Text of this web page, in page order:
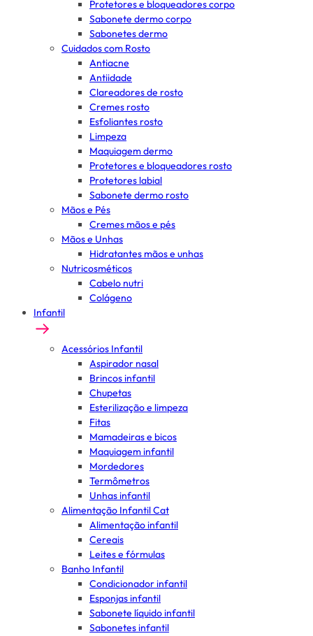
Protetores e bloqueadores corpo
Sabonete dermo corpo
Sabonetes dermo
Cuidados com Rosto
Antiacne
Antiidade
Clareadores de rosto
Cremes rosto
Esfoliantes rosto
Limpeza
Maquiagem dermo
Protetores e bloqueadores rosto
Protetores labial
Sabonete dermo rosto
Mãos e Pés
Cremes mãos e pés
Mãos e Unhas
Hidratantes mãos e unhas
Nutricosméticos
Cabelo nutri
Colágeno
Infantil
Acessórios Infantil
Aspirador nasal
Brincos infantil
Chupetas
Esterilização e limpeza
Fitas
Mamadeiras e bicos
Maquiagem infantil
Mordedores
Termômetros
Unhas infantil
Alimentação Infantil Cat
Alimentação infantil
Cereais
Leites e fórmulas
Banho Infantil
Condicionador infantil
Esponjas infantil
Sabonete líquido infantil
Sabonetes infantil